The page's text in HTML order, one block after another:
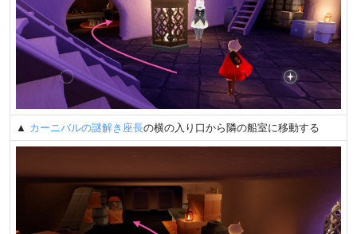
▲ カーニバルの謎解き座長の横の入り口から隣の船室に移動する